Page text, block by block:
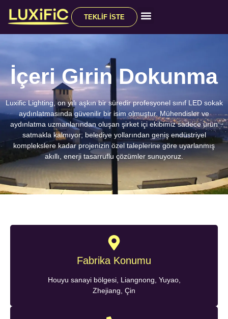
TEKLIF İSTE
İçeri GirinDokunma
Luxific Lighting, on yılı aşkın bir süredir profesyonel sınıf LED sokak
aydınlatmasında güvenilir bir isim olmuştur. Mühendisler ve
aydınlatma uzmanlarından oluşan şirket içi ekibimiz sadece ürün
satmakla kalmıyor; belediye yollarından geniş endüstriyel
komplekslere kadar projenizin özel taleplerine göre uyarlanmış
akıllı, enerji tasarruflu çözümler sunuyoruz.
Fabrika Konumu
Houyu sanayi bölgesi, Liangnong, Yuyao,
Zhejiang, Çin